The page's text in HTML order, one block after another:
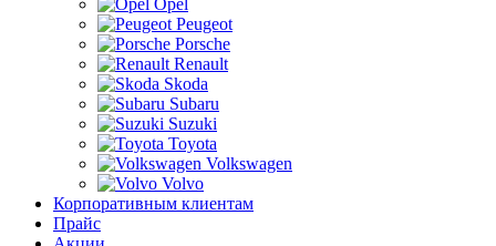
Opel
Peugeot
Porsche
Renault
Skoda
Subaru
Suzuki
Toyota
Volkswagen
Volvo
Корпоративным клиентам
Прайс